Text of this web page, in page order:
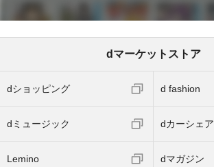
dマーケットストア
dショッピング d fashion
dミュージック dカーシェア
Lemino dマガジン